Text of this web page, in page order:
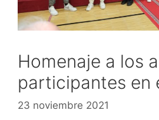
Homenaje a los
participantes en
23 noviembre 2021